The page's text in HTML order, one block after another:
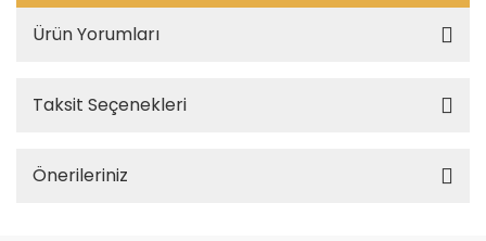
Ürün Yorumları
Taksit Seçenekleri
Önerileriniz